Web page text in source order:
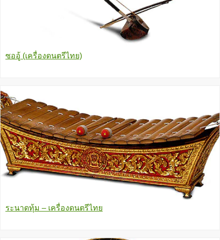
ซออู้ (เครื่องดนตรีไทย)
ระนาดทุ้ม – เครื่องดนตรีไทย